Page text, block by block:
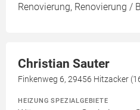
Renovierung, Renovierung /
Christian Sauter
Finkenweg 6, 29456 Hitzacker
HEIZUNG SPEZIALGEBIETE